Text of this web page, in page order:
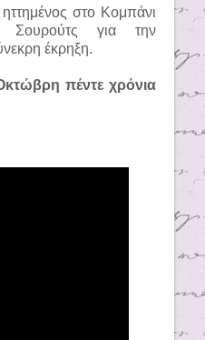
στο Κομπάνι
Σουρούτς για την
έκρηξη.
πέντε χρόνια